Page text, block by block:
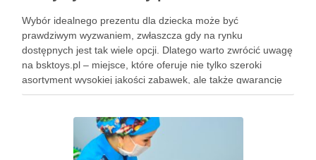
Wybór idealnego prezentu dla dziecka może być
prawdziwym wyzwaniem, zwłaszcza gdy na rynku
dostępnych jest tak wiele opcji. Dlatego warto zwrócić uwagę
na bsktoys.pl – miejsce, które oferuje nie tylko szeroki
asortyment wysokiej jakości zabawek, ale także gwarancję
bezpieczeństwa i trwałości. Każdy rodzic pragnie, aby jego